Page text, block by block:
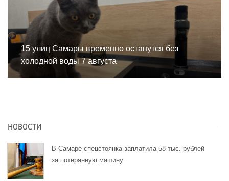
15 улиц Самары временно останутся без
холодной воды 7 августа
НОВОСТИ
В Самаре спецстоянка заплатила 58 тыс. рублей
за потерянную машину